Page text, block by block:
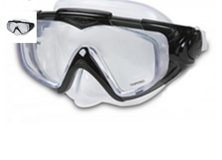
Маска для плавания Aqua
Pro, 2 цвета, Intex 55981